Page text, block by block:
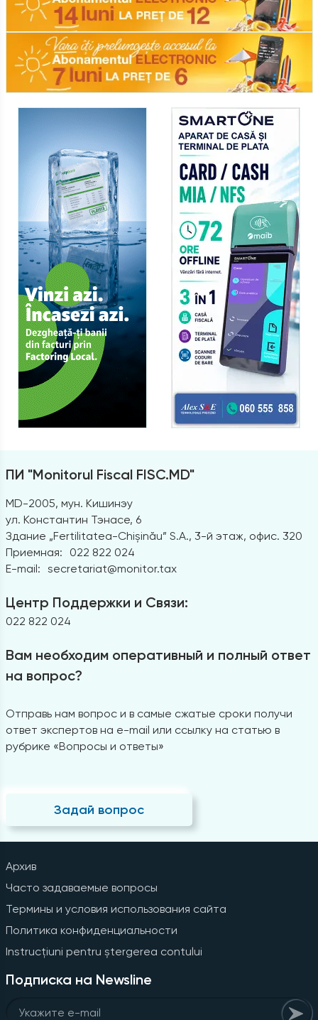
ПИ "Monitorul Fiscal FISC.MD"
MD-2005, мун. Кишинэу
ул. Константин Тэнасе, 6
Здание „Fertilitatea-Chișinău” S.A., 3-й этаж, офис. 320
Приемная:
022 822 024
E-mail: secretariat@monitor.tax
Центр Поддержки и Связи:
022 822 024
Вам необходим оперативный и полный ответ
на вопрос?
Отправь нам вопрос и в самые сжатые сроки получи
ответ экспертов на e-mail или ссылку на статью в
рубрике «Вопросы и ответы»
Задай вопрос
Архив
Часто задаваемые вопросы
Термины и условия использования сайта
Политика конфиденциальности
Instrucțiuni pentru ștergerea contului
Подписка на Newsline